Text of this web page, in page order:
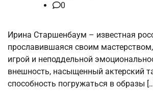
0
Ирина Старшенбаум – известная
прославившаяся своим
игрой и неподдельной
внешность, насыщенный актерский
способность погружаться в образы